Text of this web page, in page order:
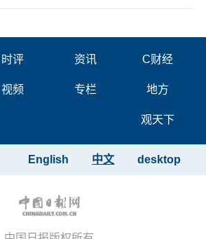
时评 资讯 C财经
视频 专栏 地方
观天下
desktop
中文
English